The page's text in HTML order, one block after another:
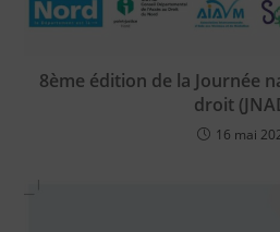
8ème édition de la Journée
droit
16 mai